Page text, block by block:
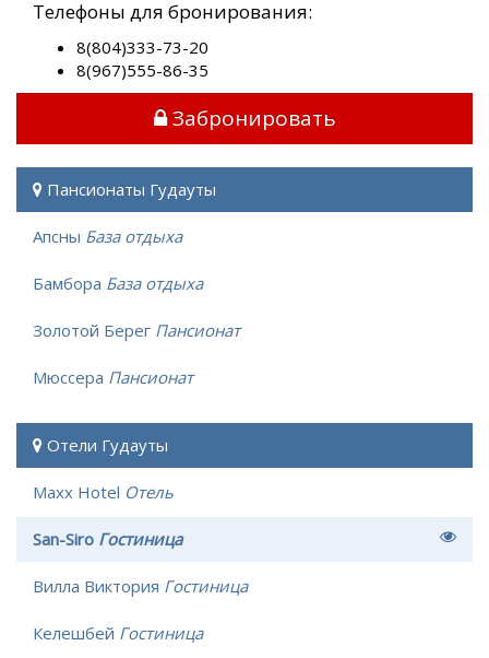
Телефоны для бронирования:
8(804)333-73-20
8(967)555-86-35
Забронировать
Пансионаты Гудауты
Апсны База отдыха
Бамбора База отдыха
Золотой Берег Пансионат
Мюссера Пансионат
Отели Гудауты
Maxx Hotel Отель
San-Siro Гостиница
Вилла Виктория Гостиница
Келешбей Гостиница